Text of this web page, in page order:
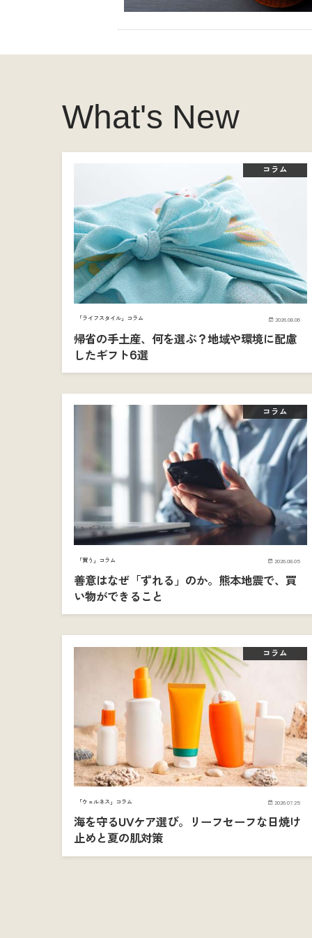
What's New
コラム
「ライフスタイル」コラム 2026.08.06
帰省の手土産、何を選ぶ？地域や環境に配慮
したギフト6選
コラム
「買う」コラム 2026.08.05
善意はなぜ「ずれる」のか。熊本地震で、買
い物ができること
コラム
「ウェルネス」コラム 2026.07.25
海を守るUVケア選び。リーフセーフな日焼け
止めと夏の肌対策